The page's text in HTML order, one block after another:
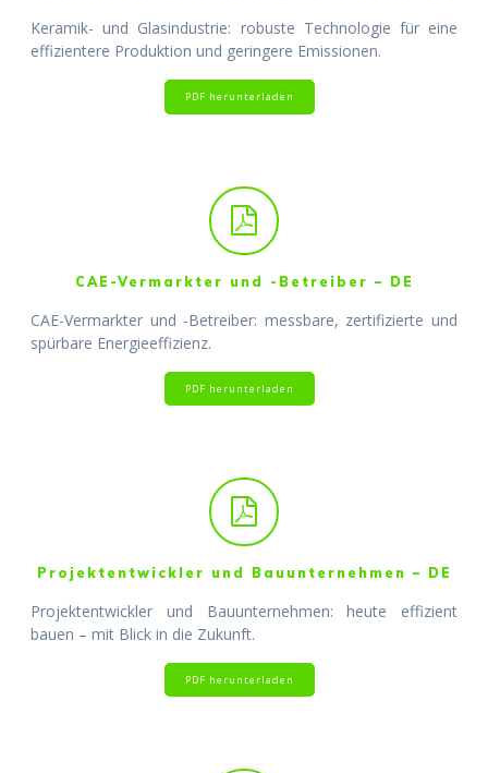
Keramik- und Glasindustrie: robuste Technologie für eine
effizientere Produktion und geringere Emissionen.
PDF herunterladen
CAE-Vermarkter und -Betreiber – DE
CAE-Vermarkter und -Betreiber: messbare, zertifizierte und
spürbare Energieeffizienz.
PDF herunterladen
Projektentwickler und Bauunternehmen – DE
Projektentwickler und Bauunternehmen: heute effizient
bauen – mit Blick in die Zukunft.
PDF herunterladen